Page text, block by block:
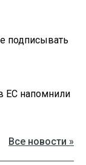
подписывать
ЕС напомнили
Все новости »